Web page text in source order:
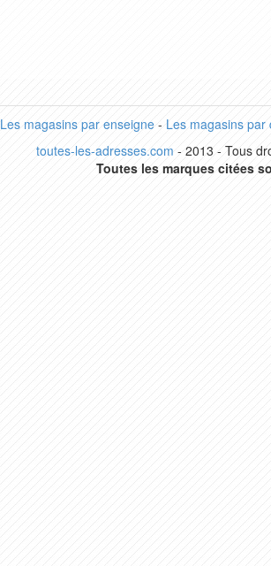
Les magasins par enseigne- Les magasins par
toutes-les-adresses.com - 2013 - Tous
Toutes les marques citées